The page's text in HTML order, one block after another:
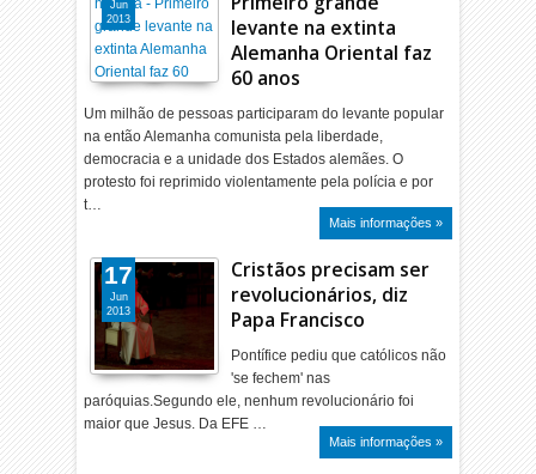
levante na extinta
Alemanha Oriental faz
60 anos
Um milhão de pessoas participaram do levante popular
na então Alemanha comunista pela liberdade,
democracia e a unidade dos Estados alemães. O
protesto foi reprimido violentamente pela polícia e por
t…
Mais informações »
Jun
2013
Cristãos precisam ser
revolucionários, diz
Papa Francisco
Pontífice pediu que católicos não
'se fechem' nas
paróquias.Segundo ele, nenhum revolucionário foi
maior que Jesus. Da EFE …
Mais informações »
17
Jun
2013